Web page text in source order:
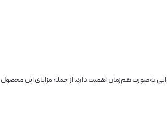
به‌صورت هم‌زمان اهمیت دارد. از جمله مزایای این محصول